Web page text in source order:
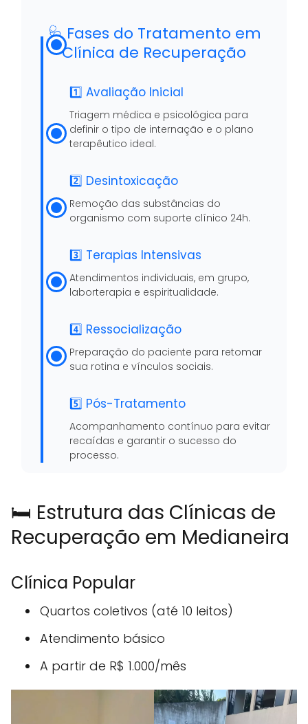
🩺 Fases do Tratamento em
Clínica de Recuperação
1️⃣ Avaliação Inicial
Triagem médica e psicológica para
definir o tipo de internação e o plano
terapêutico ideal.
2️⃣ Desintoxicação
Remoção das substâncias do
organismo com suporte clínico 24h.
3️⃣ Terapias Intensivas
Atendimentos individuais, em grupo,
laborterapia e espiritualidade.
4️⃣ Ressocialização
Preparação do paciente para retomar
sua rotina e vínculos sociais.
5️⃣ Pós-Tratamento
Acompanhamento contínuo para evitar
recaídas e garantir o sucesso do
processo.
🛏️ Estrutura das Clínicas de
Recuperação em Medianeira
Clínica Popular
Quartos coletivos (até 10 leitos)
Atendimento básico
A partir de R$ 1.000/mês